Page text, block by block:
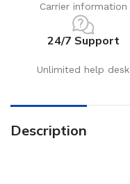
Carrier information
24/7 Support
Unlimited help desk
Description